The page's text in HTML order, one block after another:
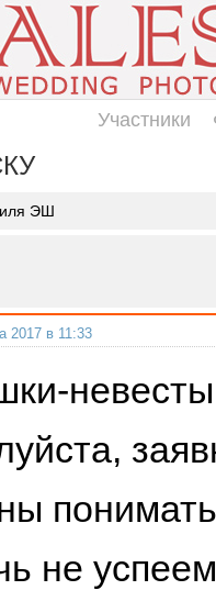
Участники
ЭШ
2017 в 11:33
не